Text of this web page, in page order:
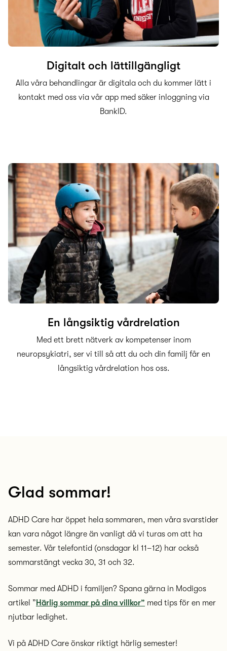
Digitalt och lättillgängligt
Alla våra behandlingar är digitala och du kommer lätt i
kontakt med oss via vår app med säker inloggning via
BankID.
En långsiktig vårdrelation
Med ett brett nätverk av kompetenser inom
neuropsykiatri, ser vi till så att du och din familj får en
långsiktig vårdrelation hos oss.
Glad sommar!
ADHD Care har öppet hela sommaren, men våra svarstider
kan vara något längre än vanligt då vi turas om att ha
semester. Vår telefontid (onsdagar kl 11–12) har också
sommarstängt vecka 30, 31 och 32.
Sommar med ADHD i familjen? Spana gärna in Modigos
artikel ” Härlig sommar på dina villkor” med tips för en mer
njutbar ledighet.
Vi på ADHD Care önskar riktigt härlig semester!